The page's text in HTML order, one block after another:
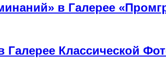
в Галерее
Классической